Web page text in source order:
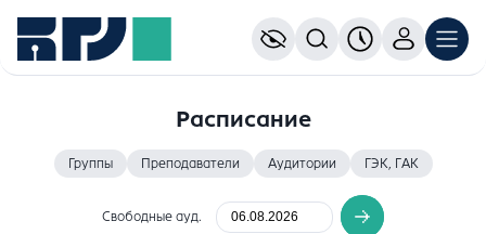
Расписание
Группы Преподаватели Аудитории ГЭК, ГАК
Свободные ауд.